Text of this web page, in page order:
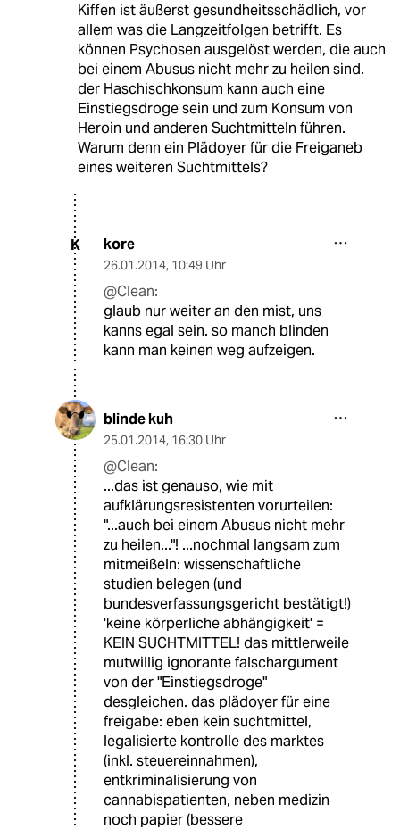
Kiffen ist äußerst gesundheitsschädlich, vor
allem was die Langzeitfolgen betrifft. Es
können Psychosen ausgelöst werden, die auch
bei einem Abusus nicht mehr zu heilen sind.
der Haschischkonsum kann auch eine
Einstiegsdroge sein und zum Konsum von
Heroin und anderen Suchtmitteln führen.
Warum denn ein Plädoyer für die Freiganeb
eines weiteren Suchtmittels?
K kore
26.01.2014, 10:49 Uhr
@Clean:
glaub nur weiter an den mist, uns
kanns egal sein. so manch blinden
kann man keinen weg aufzeigen.
blinde kuh
25.01.2014, 16:30 Uhr
@Clean:
...das ist genauso, wie mit
aufklärungsresistenten vorurteilen:
"...auch bei einem Abusus nicht mehr
zu heilen..."! ...nochmal langsam zum
mitmeißeln: wissenschaftliche
studien belegen (und
bundesverfassungsgericht bestätigt!)
'keine körperliche abhängigkeit' =
KEIN SUCHTMITTEL! das mittlerweile
mutwillig ignorante falschargument
von der "Einstiegsdroge"
desgleichen. das plädoyer für eine
freigabe: eben kein suchtmittel,
legalisierte kontrolle des marktes
(inkl. steuereinnahmen),
entkriminalisierung von
cannabispatienten, neben medizin
noch papier (bessere